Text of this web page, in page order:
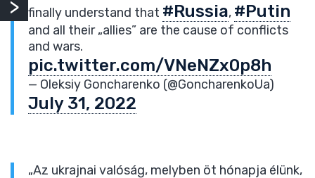
finally understand that #Russia, #Putin
and all their „allies” are the cause of conflicts
and wars.
pic.twitter.com/VNeNZx0p8h
— Oleksiy Goncharenko (@GoncharenkoUa)
July 31, 2022
„Az ukrajnai valóság, melyben öt hónapja élünk,